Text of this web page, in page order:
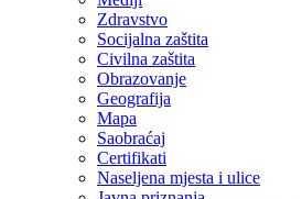
Zdravstvo
Socijalna zaštita
Civilna zaštita
Obrazovanje
Geografija
Mapa
Saobraćaj
Certifikati
Naseljena mjesta i ulice